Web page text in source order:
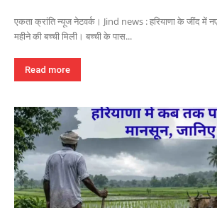
एकता क्रांति न्यूज नेटवर्क। Jind news : हरियाणा के जींद में
महीने की बच्ची मिली। बच्ची के पास...
Read more